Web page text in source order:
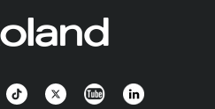
TikTokTwitterYouTubeLinkedin